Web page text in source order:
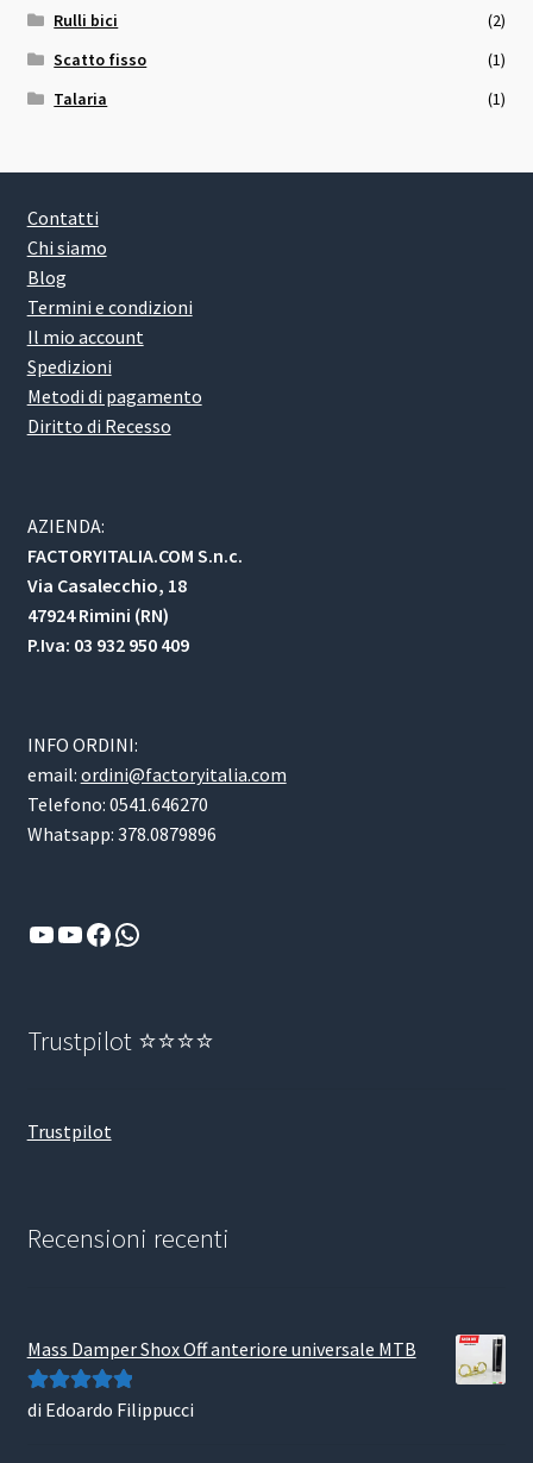
Rulli bici
(2)
Scatto fisso
(1)
Talaria
(1)
Contatti
Chi siamo
Blog
Termini e condizioni
Il mio account
Spedizioni
Metodi di pagamento
Diritto di Recesso
AZIENDA:
FACTORYITALIA.COM S.n.c.
Via Casalecchio, 18
47924 Rimini (RN)
P.Iva: 03 932 950 409
INFO ORDINI:
email: ordini@factoryitalia.com
Telefono: 0541.646270
Whatsapp: 378.0879896
YouTube
YouTube
Facebook
WhatsApp
Trustpilot ⭐⭐⭐⭐
Trustpilot
Recensioni recenti
Mass Damper Shox Off anteriore universale MTB
Valutato5su
di Edoardo Filippucci